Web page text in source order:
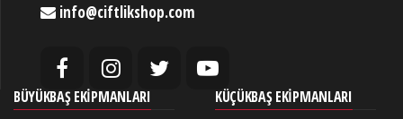
info@ciftlikshop.com
BÜYÜKBAŞ EKIPMANLARI
KÜÇÜKBAŞ EKIPMANLARI